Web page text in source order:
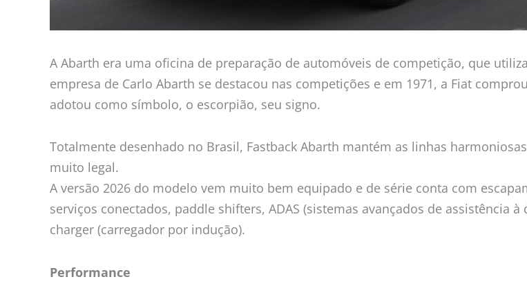
A Abarth era uma oficina de preparação de automóveis de competição, que
empresa de Carlo Abarth se destacou nas competições e em 1971, a Fiat
adotou como símbolo, o escorpião, seu signo.
Totalmente desenhado no Brasil, Fastback Abarth mantém as linhas
muito legal.
A versão 2026 do modelo vem muito bem equipado e de série conta com
serviços conectados, paddle shifters, ADAS (sistemas avançados de assistência
charger (carregador por indução).
Performance